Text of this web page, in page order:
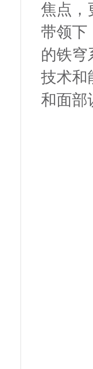
焦点，
带领下
的铁穹
技术和
和面部